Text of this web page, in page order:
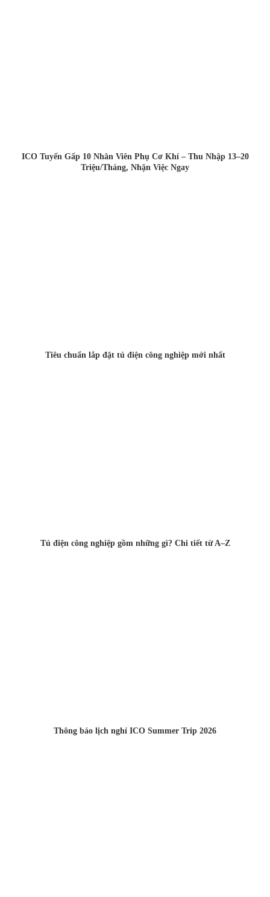
ICO Tuyển Gấp 10 Nhân Viên Phụ Cơ Khí – Thu Nhập 13–20
Triệu/Tháng, Nhận Việc Ngay
Tiêu chuẩn lắp đặt tủ điện công nghiệp mới nhất
Tủ điện công nghiệp gồm những gì? Chi tiết từ A–Z
Thông báo lịch nghỉ ICO Summer Trip 2026